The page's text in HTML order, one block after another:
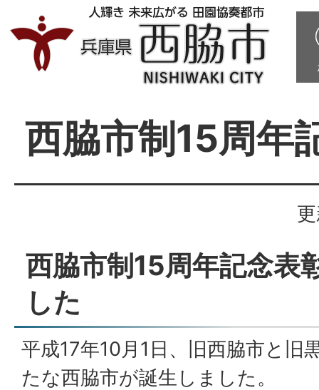
西脇市制15周年
西脇市制15周年記念表
した
平成17年10月1日、旧西脇市と旧
たな西脇市が誕生しました。